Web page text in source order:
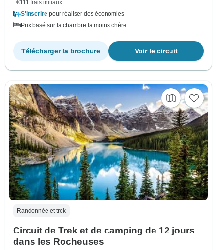
+€111 frais initiaux
S'inscrire pour réaliser des économies
Prix basé sur la chambre la moins chère
Voir le circuit
Télécharger la brochure
Randonnée et trek
Circuit de Trek et de camping de 12 jours
dans les Rocheuses